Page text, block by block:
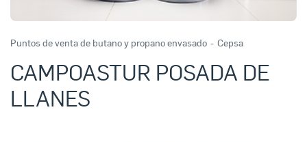
Puntos de venta de butano y propano envasado - Cepsa
CAMPOASTUR POSADA DE
LLANES